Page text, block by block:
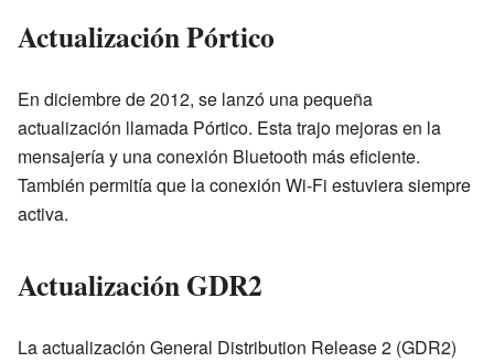
Actualización Pórtico
En diciembre de 2012, se lanzó una pequeña
actualización llamada Pórtico. Esta trajo mejoras en la
mensajería y una conexión Bluetooth más eficiente.
También permitía que la conexión Wi-Fi estuviera siempre
activa.
Actualización GDR2
La actualización General Distribution Release 2 (GDR2)